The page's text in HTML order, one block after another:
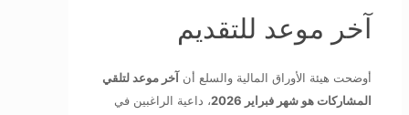
آخر موعد للتقديم
أوضحت هيئة الأوراق المالية والسلع أن آخر موعد لتلقي
المشاركات هو شهر فبراير 2026
، داعية الراغبين في